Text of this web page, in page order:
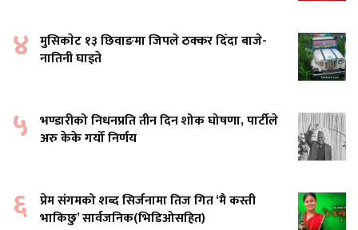
४ मुसिकाेट १३ छिवाङमा जिपले ठक्कर दिँदा बाजे-
नातिनी घाइते
५ भण्डारीको निधनप्रति तीन दिन शोक घोषणा, पार्टीले
अरु केके गर्यो निर्णय
६ प्रेम संगमको शब्द सिर्जनामा तिज गित ‘मै कस्ती
भाकिछु’ सार्वजनिक(भिडिओसहित)